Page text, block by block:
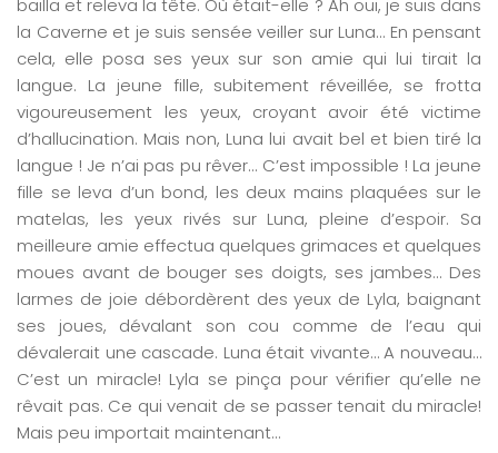
bailla et releva la tête. Où était-elle ? Ah oui, je suis dans
la Caverne et je suis sensée veiller sur Luna… En pensant
cela, elle posa ses yeux sur son amie qui lui tirait la
langue. La jeune fille, subitement réveillée, se frotta
vigoureusement les yeux, croyant avoir été victime
d’hallucination. Mais non, Luna lui avait bel et bien tiré la
langue ! Je n’ai pas pu rêver… C’est impossible ! La jeune
fille se leva d’un bond, les deux mains plaquées sur le
matelas, les yeux rivés sur Luna, pleine d’espoir. Sa
meilleure amie effectua quelques grimaces et quelques
moues avant de bouger ses doigts, ses jambes… Des
larmes de joie débordèrent des yeux de Lyla, baignant
ses joues, dévalant son cou comme de l’eau qui
dévalerait une cascade. Luna était vivante… A nouveau…
C’est un miracle! Lyla se pinça pour vérifier qu’elle ne
rêvait pas. Ce qui venait de se passer tenait du miracle!
Mais peu importait maintenant…